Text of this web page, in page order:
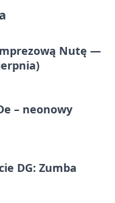
Nutę —
– neonowy
DG: Zumba